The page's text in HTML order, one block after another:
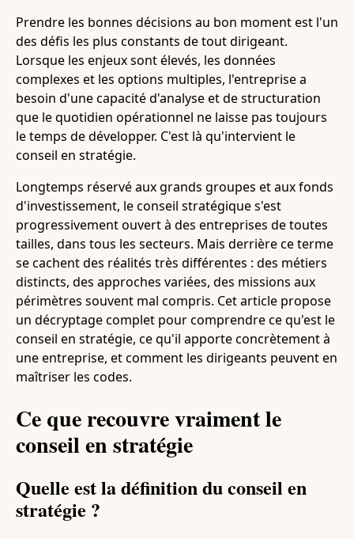
Prendre les bonnes décisions au bon moment est l'un
des défis les plus constants de tout dirigeant.
Lorsque les enjeux sont élevés, les données
complexes et les options multiples, l'entreprise a
besoin d'une capacité d'analyse et de structuration
que le quotidien opérationnel ne laisse pas toujours
le temps de développer. C'est là qu'intervient le
conseil en stratégie.
Longtemps réservé aux grands groupes et aux fonds
d'investissement, le conseil stratégique s'est
progressivement ouvert à des entreprises de toutes
tailles, dans tous les secteurs. Mais derrière ce terme
se cachent des réalités très différentes : des métiers
distincts, des approches variées, des missions aux
périmètres souvent mal compris. Cet article propose
un décryptage complet pour comprendre ce qu'est le
conseil en stratégie, ce qu'il apporte concrètement à
une entreprise, et comment les dirigeants peuvent en
maîtriser les codes.
Ce que recouvre vraiment le
conseil en stratégie
Quelle est la définition du conseil en
stratégie ?